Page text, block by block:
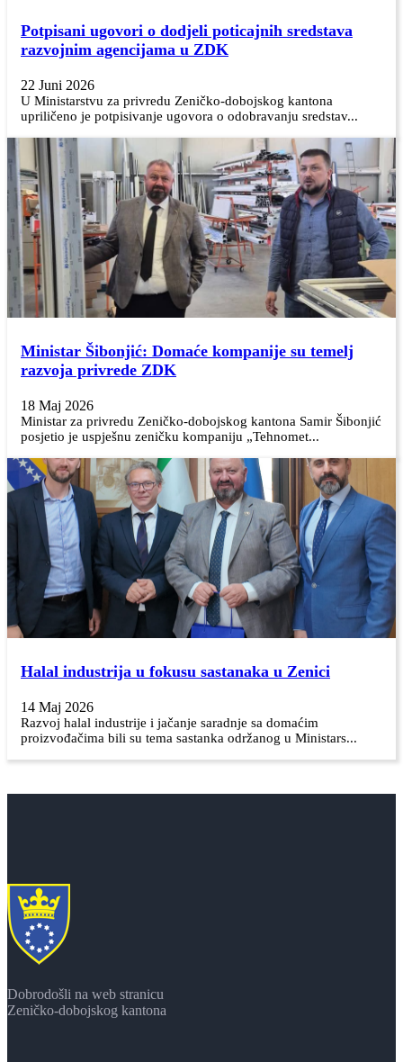
Potpisani ugovori o dodjeli poticajnih sredstava
razvojnim agencijama u ZDK
22 Juni 2026
U Ministarstvu za privredu Zeničko-dobojskog kantona
upriličeno je potpisivanje ugovora o odobravanju sredstav...
Ministar Šibonjić: Domaće kompanije su temelj
razvoja privrede ZDK
18 Maj 2026
Ministar za privredu Zeničko-dobojskog kantona Samir Šibonjić
posjetio je uspješnu zeničku kompaniju „Tehnomet...
Halal industrija u fokusu sastanaka u Zenici
14 Maj 2026
Razvoj halal industrije i jačanje saradnje sa domaćim
proizvođačima bili su tema sastanka održanog u Ministars...
Dobrodošli na web stranicu
Zeničko-dobojskog kantona